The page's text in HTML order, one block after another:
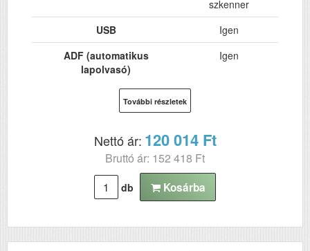
szkenner
USB
Igen
ADF (automatikus
lapolvasó)
Igen
Havi terhelhetőség
(oldal/hó)
30000
Szkennelés
További részletek
Nettó ár: 120 014 Ft
Bruttó ár: 152 418 Ft
db Kosárba